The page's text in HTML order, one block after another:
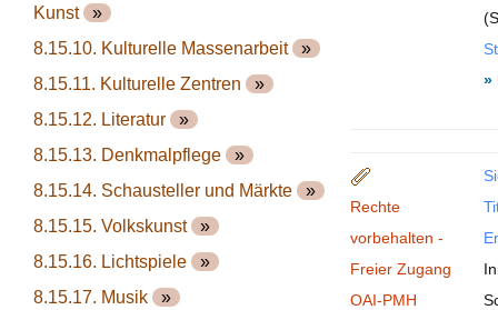
Kunst »
8.15.10. Kulturelle Massenarbeit »
8.15.11. Kulturelle Zentren »
8.15.12. Literatur »
8.15.13. Denkmalpflege »
8.15.14. Schausteller und Märkte »
8.15.15. Volkskunst »
8.15.16. Lichtspiele »
8.15.17. Musik »
»
Rechte
vorbehalten -
Freier Zugang
OAI-PMH